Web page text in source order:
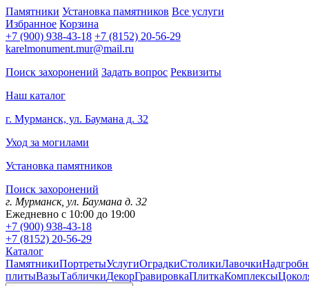
Памятники Установка памятников Все услуги
Избранное Корзина
+7 (900) 938-43-18 +7 (8152) 20-56-29
karelmonument.mur@mail.ru
Поиск захоронений Задать вопрос Реквизиты
Наш каталог
г. Мурманск, ул. Баумана д. 32
Уход за могилами
Установка памятников
Поиск захоронений
г. Мурманск, ул. Баумана д. 32
Ежедневно с 10:00 до 19:00
+7 (900) 938-43-18
+7 (8152) 20-56-29
Каталог
ПамятникиПортретыУслугиОградкиСтоликиЛавочки
плитыВазыТабличкиДекорГравировкаПлиткаКомплексы